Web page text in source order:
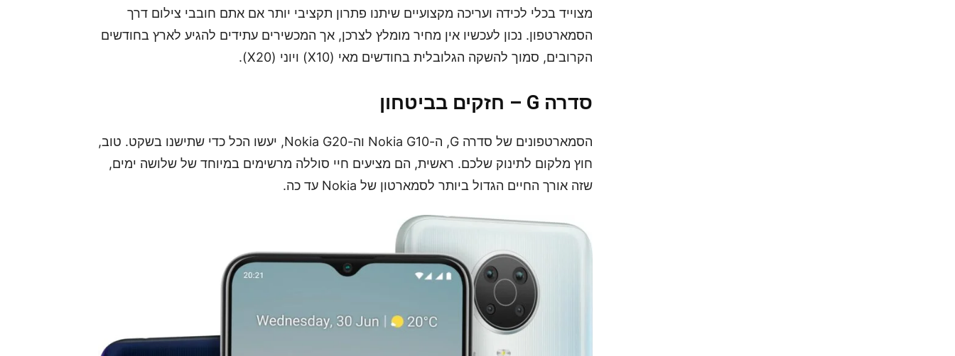
מצוייד בכלי לכידה ועריכה מקצועיים שיתנו פתרון תקציבי יותר אם אתם חובבי צילום דרך
הסמארטפון. נכון לעכשיו אין מחיר מומלץ לצרכן, אך המכשירים עתידים להגיע לארץ בחודשים
הקרובים, סמוך להשקה הגלובלית בחודשים מאי (X10) ויוני (X20).
סדרה G – חזקים בביטחון
הסמארטפונים של סדרה G, ה-Nokia G10 וה-Nokia G20, יעשו הכל כדי שתישנו בשקט. טוב,
חוץ מלקום לתינוק שלכם. ראשית, הם מציעים חיי סוללה מרשימים במיוחד של שלושה ימים,
שזה אורך החיים הגדול ביותר לסמארטון של Nokia עד כה.